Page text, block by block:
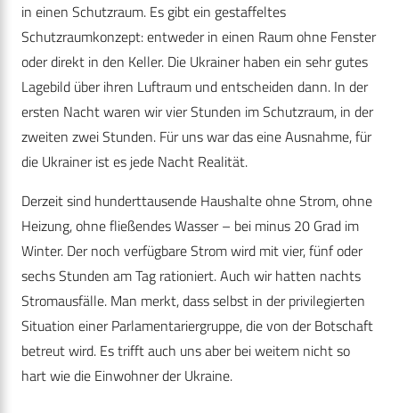
in einen Schutzraum. Es gibt ein gestaffeltes
Schutzraumkonzept: entweder in einen Raum ohne Fenster
oder direkt in den Keller. Die Ukrainer haben ein sehr gutes
Lagebild über ihren Luftraum und entscheiden dann. In der
ersten Nacht waren wir vier Stunden im Schutzraum, in der
zweiten zwei Stunden. Für uns war das eine Ausnahme, für
die Ukrainer ist es jede Nacht Realität.
Derzeit sind hunderttausende Haushalte ohne Strom, ohne
Heizung, ohne fließendes Wasser – bei minus 20 Grad im
Winter. Der noch verfügbare Strom wird mit vier, fünf oder
sechs Stunden am Tag rationiert. Auch wir hatten nachts
Stromausfälle. Man merkt, dass selbst in der privilegierten
Situation einer Parlamentariergruppe, die von der Botschaft
betreut wird. Es trifft auch uns aber bei weitem nicht so
hart wie die Einwohner der Ukraine.